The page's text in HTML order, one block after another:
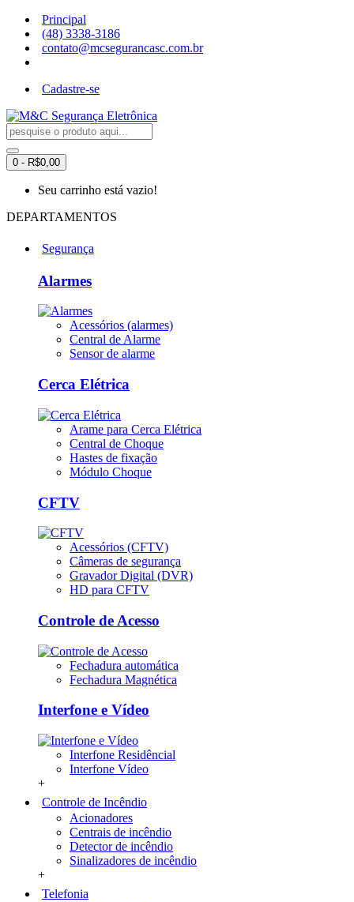
Principal
(48) 3338-3186
contato@mcsegurancasc.com.br
Cadastre-se
0 - R$0,00
Seu carrinho está vazio!
DEPARTAMENTOS
Segurança
Alarmes
Acessórios (alarmes)
Central de Alarme
Sensor de alarme
Cerca Elétrica
Arame para Cerca Elétrica
Central de Choque
Hastes de fixação
Módulo Choque
CFTV
Acessórios (CFTV)
Câmeras de segurança
Gravador Digital (DVR)
HD para CFTV
Controle de Acesso
Fechadura automática
Fechadura Magnética
Interfone e Vídeo
Interfone Residêncial
Interfone Vídeo
+
Controle de Incêndio
Acionadores
Centrais de incêndio
Detector de incêndio
Sinalizadores de incêndio
+
Telefonia